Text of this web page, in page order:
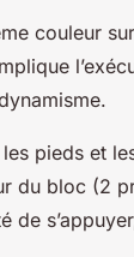
couleur
pieds et
du bloc (2
de